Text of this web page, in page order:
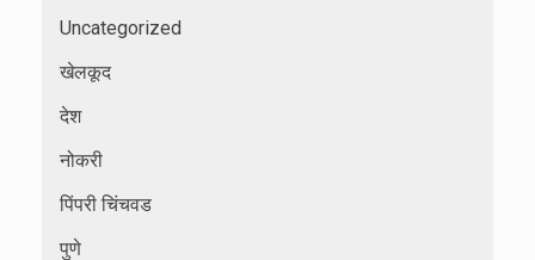
Uncategorized
खेलकूद
देश
नोकरी
पिंपरी चिंचवड
पुणे